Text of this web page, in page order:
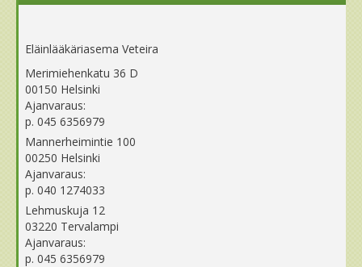
Eläinlääkäriasema Veteira
Merimiehenkatu 36 D
00150 Helsinki
Ajanvaraus:
p. 045 6356979
Mannerheimintie 100
00250 Helsinki
Ajanvaraus:
p. 040 1274033
Lehmuskuja 12
03220 Tervalampi
Ajanvaraus:
p. 045 6356979